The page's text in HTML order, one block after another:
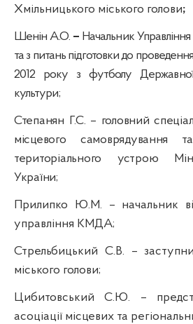
Хмільницького міського голови;
Шенін А.О.– Начальник
та з питань підготовки до
2012 року з футболу
культури;
Степанян Г.С. – головний
місцевого самоврядування
територіального устрою
України;
Прилипко Ю.М. – начальник
управління КМДА;
Стрельбицький С.В. –
міського голови;
Цибитовський С.Ю. –
асоціації місцевих та